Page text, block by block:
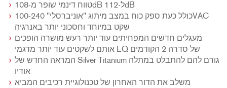
טווח דינמי שופר מ-108dB ל-112dB
כולל כעת ספק כוח במצב מיתוג "אוניברסלי" 100-240VAC
שקט במיוחד וחסכוני יותר באנרגיה
מעגלים חדשים המפחיתים עוד יותר רעש מושרה הופכים
אותם לשקטים עוד יותר מדגמי EQ של סדרה 2 הקודמים
המראה החדש של Silver Titanium גורם להם להתבלט במתלה
אודיו
משלב את הדור האחרון של טכנולוגיית רכיבים המביא